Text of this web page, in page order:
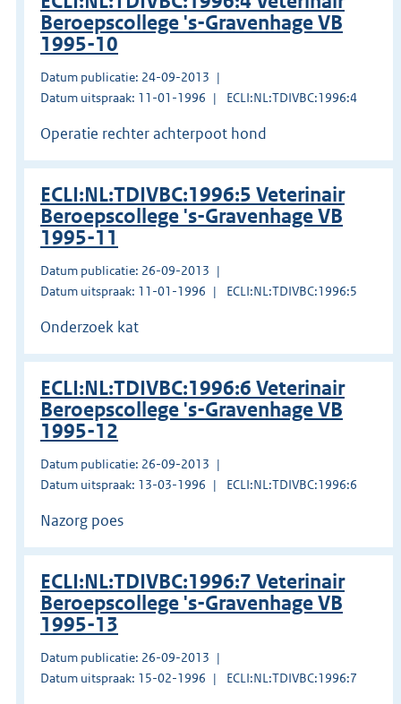
Beroepscollege 's-Gravenhage VB
1995-10
Datum publicatie: 24-09-2013
Datum uitspraak: 11-01-1996
ECLI:NL:TDIVBC:1996:4
Operatie rechter achterpoot hond
ECLI:NL:TDIVBC:1996:5 Veterinair
Beroepscollege 's-Gravenhage VB
1995-11
Datum publicatie: 26-09-2013
Datum uitspraak: 11-01-1996
ECLI:NL:TDIVBC:1996:5
Onderzoek kat
ECLI:NL:TDIVBC:1996:6 Veterinair
Beroepscollege 's-Gravenhage VB
1995-12
Datum publicatie: 26-09-2013
Datum uitspraak: 13-03-1996
ECLI:NL:TDIVBC:1996:6
Nazorg poes
ECLI:NL:TDIVBC:1996:7 Veterinair
Beroepscollege 's-Gravenhage VB
1995-13
Datum publicatie: 26-09-2013
Datum uitspraak: 15-02-1996
ECLI:NL:TDIVBC:1996:7